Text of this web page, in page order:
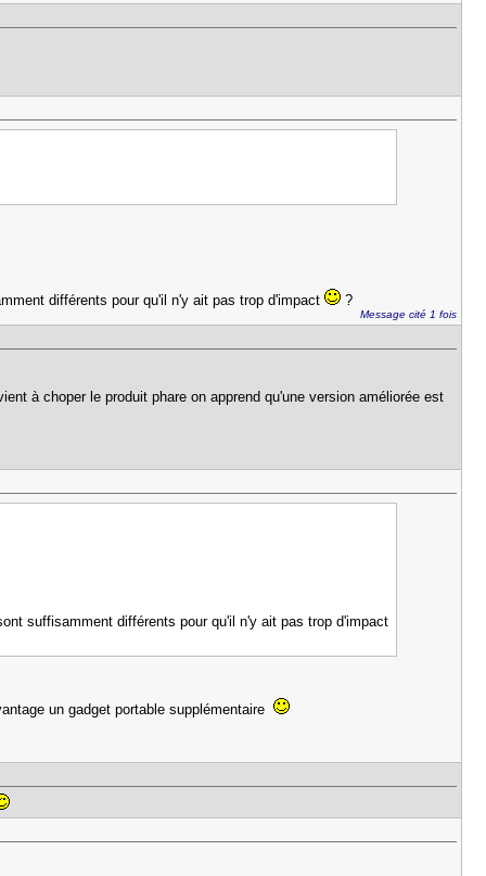
différents pour qu'il n'y ait pas trop d'impact ?
Message cité 1 fois
à choper le produit phare on apprend qu'une version améliorée est
suffisamment différents pour qu'il n'y ait pas trop d'impact
un gadget portable supplémentaire